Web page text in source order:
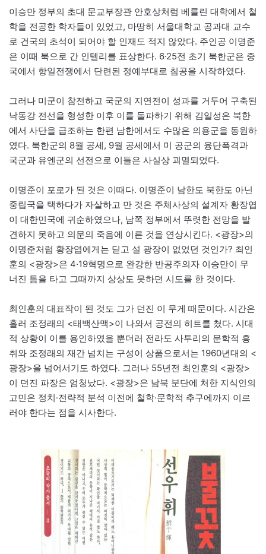
이승만 정부의 초대 문교부장관 안호상처럼 베를린 대학에서 철
학을 전공한 학자들이 있었고, 마땅히 서울대학교 공과대 교수
로 건국의 초석이 되어야 할 인재도 적지 않았다. 주인공 이명준
은 이때 북으로 간 인텔리를 표상한다. 6·25전 초기 북한군은 중
국에서 항일전쟁에서 단련된 정예부대로 침공을 시작하였다.
그러나 미군이 참전하고 국군의 지연전이 성과를 거두어 구축된
낙동강 전선을 형성한 이후 이를 돌파하기 위해 김일성은 북한
에서 사단을 급조하는 한편 남한에서도 수많은 의용군을 동원하
였다. 북한군의 8월 공세, 9월 공세에서 미 공군의 융단폭격과
국군과 유엔군의 선전으로 이들은 사실상 괴멸되었다.
이명준이 포로가 된 것은 이때다. 이명준이 남한도 북한도 아닌
중립국을 택하다가 자살하고 만 것은 주체사상의 설계자 황장엽
이 대한민국에 귀순하였으나, 남쪽 정부에서 뚜렷한 전망을 발
견하지 못하고 의문의 죽음에 이른 것을 연상시킨다. <광장>의
이명준처럼 황장엽에게는 딛고 설 광장이 없었던 것인가? 최인
훈의 <광장>은 4·19혁명으로 완강한 반공주의자 이승만이 무
너진 틈을 타고 그때까지 상상도 못하던 시도를 한 것이다.
최인훈의 대표작이 된 것도 그가 던진 이 무게 때문이다. 시간은
흘러 조정래의 <태백산맥>이 나와서 공전의 히트를 쳤다. 시대
적 상황이 이를 용인하였을 뿐더러 전라도 사투리의 문학적 흥
취와 조정래의 재간 넘치는 구성이 상품으로서는 1960년대의 <
광장>을 넘어서기도 하였다. 그러나 55년전 최인훈의 <광장>
이 던진 파장은 엄청났다. <광장>은 남북 분단에 처한 지식인의
고민은 정치·전략적 분석 이전에 철학·문학적 추구에까지 이르
러야 한다는 점을 시사한다.